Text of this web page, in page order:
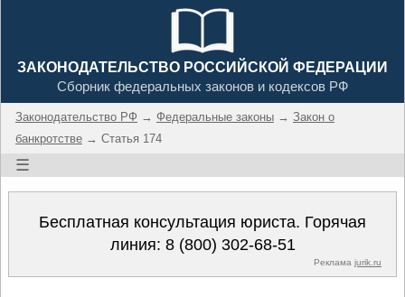
ЗАКОНОДАТЕЛЬСТВО РОССИЙСКОЙ ФЕДЕРАЦИИ
Сборник федеральных законов и кодексов РФ
Законодательство РФ → Федеральные законы → Закон о
банкротстве → Статья 174
☰
Бесплатная консультация юриста. Горячая
линия: 8 (800) 302-68-51
Реклама jurik.ru